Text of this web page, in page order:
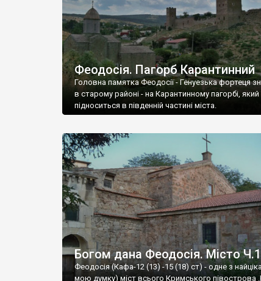
Феодосія. Пагорб Карантинний
Головна памятка Феодосії - Генуезька фортеця
в старому районі - на Карантинному пагорбі, який
підноситься в південній частині міста.
Богом дана Феодосія. Місто Ч.1
Феодосія (Кафа-12 (13) -15 (18) ст) - одне з
мою думку) міст всього Кримського півострова